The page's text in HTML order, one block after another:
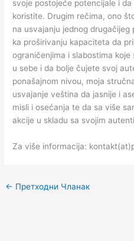
svoje postojeće potencijale i
koristite. Drugim rečima, ono
na usvajanju jednog
ka proširivanju kapaciteta da
ograničenjima i slabostima
u sebe i da bolje čujete svoj
ponašajnom nivou, moja
usvajanje veština da jasnije i
misli i osećanja te da sa više
akcije u skladu sa svojim
Za više informacija:
← Претходни Чланак